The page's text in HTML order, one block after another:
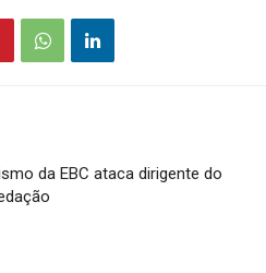
da EBC ataca dirigente do